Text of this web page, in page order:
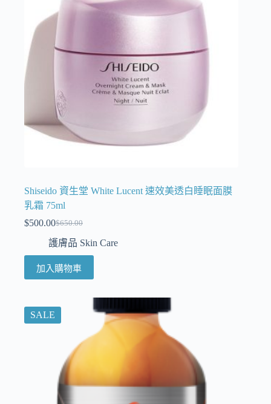
Shiseido 資生堂 White Lucent 速效美透白睡眠面膜
乳霜 75ml
$650.00
$500.00
護膚品 Skin Care
加入購物車
SALE